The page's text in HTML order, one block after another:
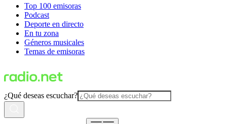
Top 100 emisoras
Podcast
Deporte en directo
En tu zona
Géneros musicales
Temas de emisoras
¿Qué deseas escuchar?